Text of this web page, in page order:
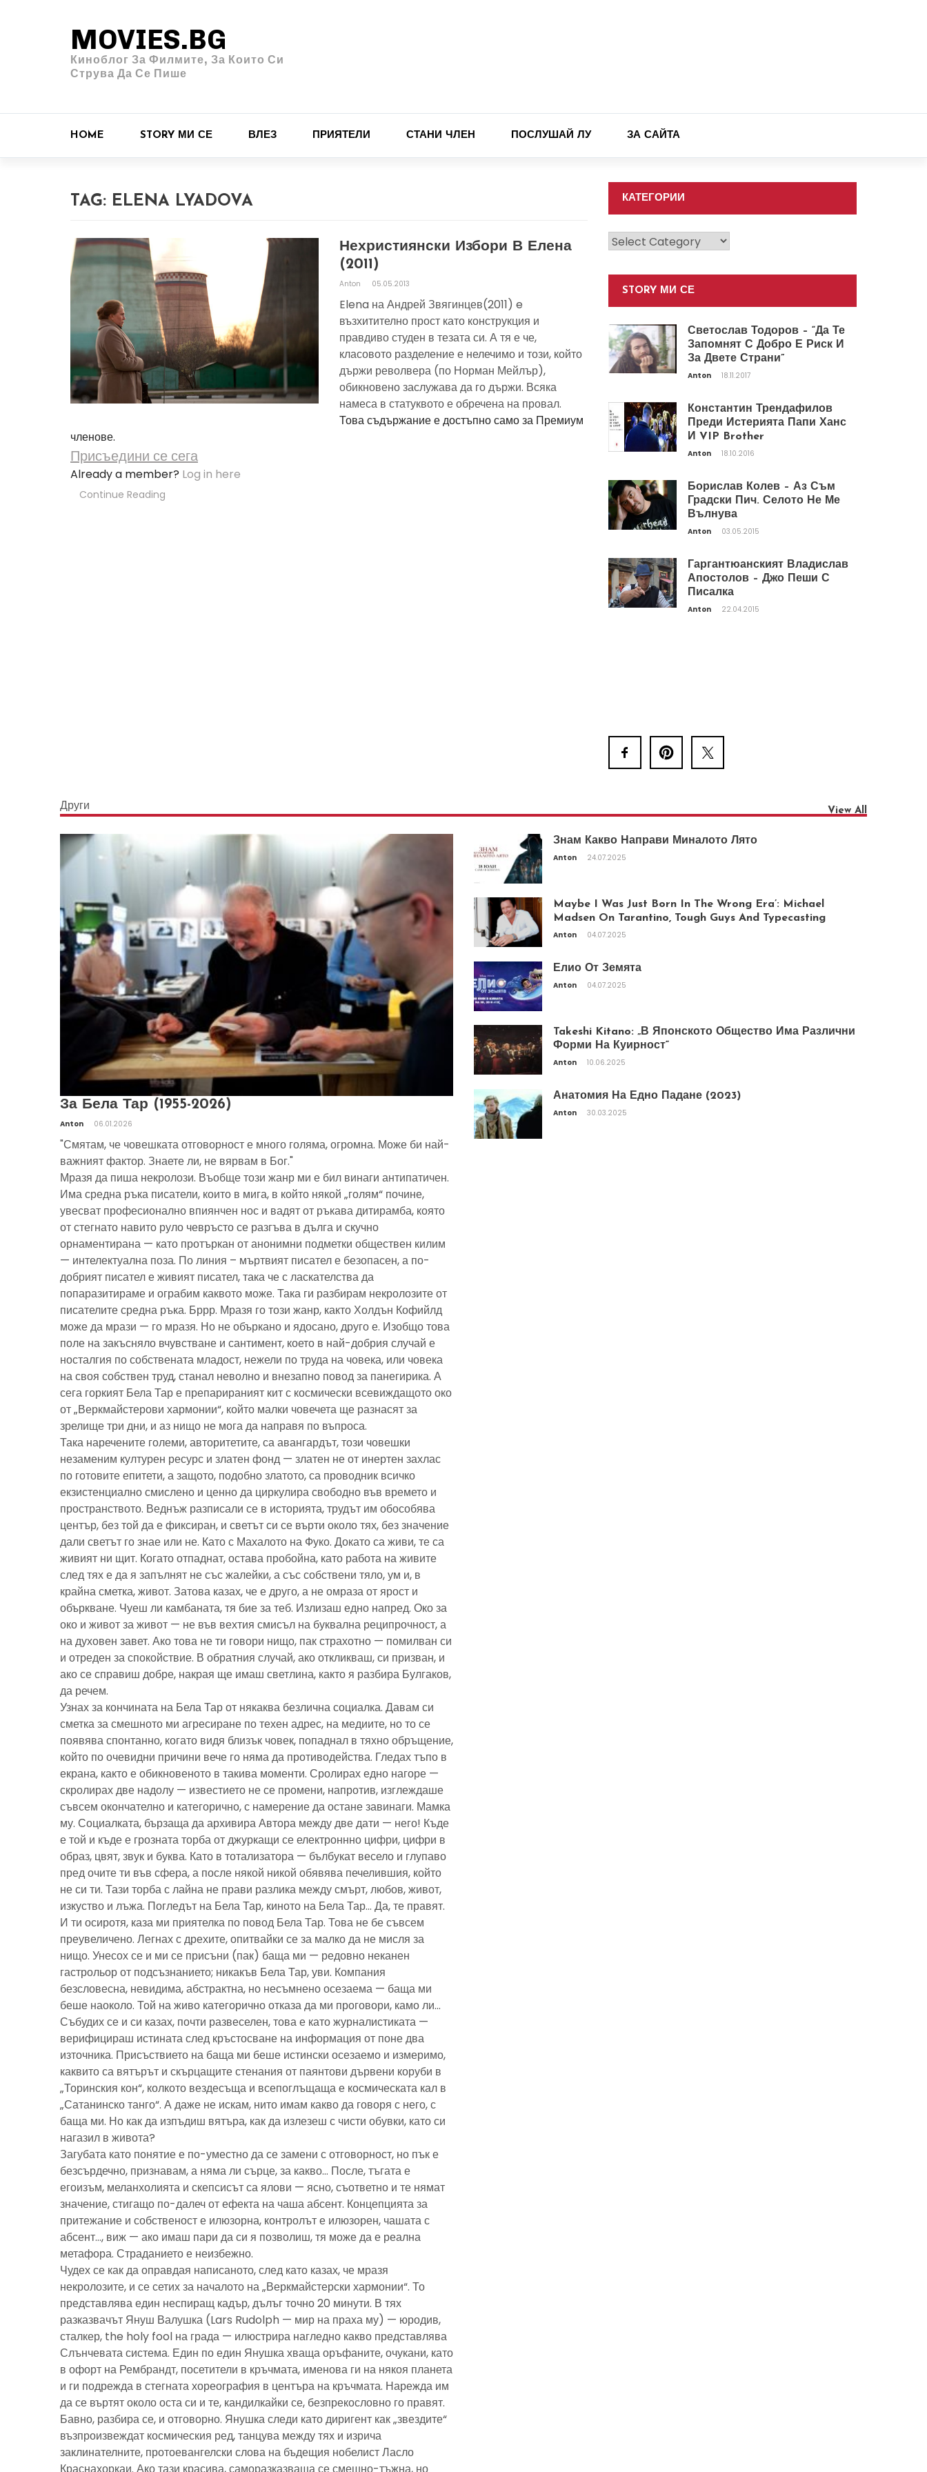
MOVIES.BG
Киноблог За Филмите, За Които Си
Струва Да Се Пише
HOME STORY МИ СЕ ВЛЕЗ ПРИЯТЕЛИ СТАНИ ЧЛЕН ПОСЛУШАЙ ЛУ ЗА САЙТА
TAG: ELENA LYADOVA
Нехристиянски Избори В Елена
(2011)
Anton 05.05.2013
Elena на Андрей Звягинцев(2011) e
възхитително прост като конструкция и
правдиво студен в тезата си. А тя е че,
класовото разделение е нелечимо и този, който
държи револвера (по Норман Мейлър),
обикновено заслужава да го държи. Всяка
намеса в статуквото е обречена на провал.
Това съдържание е достъпно само за Премиум
членове.
Присъедини се сега
Already a member? Log in here
Continue Reading
КАТЕГОРИИ
Категории
STORY МИ СЕ
Светослав Тодоров – “Да Те
Запомнят С Добро Е Риск И
За Двете Страни”
Anton 18.11.2017
Константин Трендафилов
Преди Истерията Папи Ханс
И VIP Brother
Anton 18.10.2016
Борислав Колев – Аз Съм
Градски Пич. Селото Не Ме
Вълнува
Anton 03.05.2015
Гаргантюанският Владислав
Апостолов – Джо Пеши С
Писалка
Anton 22.04.2015
Други View All
За Бела Тар (1955-2026)
Anton 06.01.2026
"Смятам, че човешката отговорност е много голяма, огромна. Може би най-
важният фактор. Знаете ли, не вярвам в Бог."
Мразя да пиша некролози. Въобще този жанр ми е бил винаги антипатичен.
Има средна ръка писатели, които в мига, в който някой „голям“ почине,
увесват професионално впиянчен нос и вадят от ръкава дитирамба, която
от стегнато навито руло чевръсто се разгъва в дълга и скучно
орнаментирана — като протъркан от анонимни подметки обществен килим
— интелектуална поза. По линия – мъртвият писател е безопасен, а по-
добрият писател е живият писател, така че с ласкателства да
попаразитираме и ограбим каквото може. Така ги разбирам некролозите от
писателите средна ръка. Бррр. Мразя го този жанр, както Холдън Кофийлд
може да мрази — го мразя. Но не объркано и ядосано, друго е. Изобщо това
поле на закъсняло вчувстване и сантимент, което в най-добрия случай е
носталгия по собствената младост, нежели по труда на човека, или човека
на своя собствен труд, станал неволно и внезапно повод за панегирика. А
сега горкият Бела Тар е препарираният кит с космически всевиждащото око
от „Веркмайстерови хармонии“, който малки човечета ще разнасят за
зрелище три дни, и аз нищо не мога да направя по въпроса.
Така наречените големи, авторитетите, са авангардът, този човешки
незаменим културен ресурс и златен фонд — златен не от инертен захлас
по готовите епитети, а защото, подобно златото, са проводник всичко
екзистенциално смислено и ценно да циркулира свободно във времето и
пространството. Веднъж разписали се в историята, трудът им обособява
център, без той да е фиксиран, и светът си се върти около тях, без значение
дали светът го знае или не. Като с Махалото на Фуко. Докато са живи, те са
живият ни щит. Когато отпаднат, остава пробойна, като работа на живите
след тях е да я запълнят не със жалейки, а със собствени тяло, ум и, в
крайна сметка, живот. Затова казах, че е друго, а не омраза от ярост и
объркване. Чуеш ли камбаната, тя бие за теб. Излизаш едно напред. Око за
око и живот за живот — не във вехтия смисъл на буквална реципрочност, а
на духовен завет. Ако това не ти говори нищо, пак страхотно — помилван си
и отреден за спокойствие. В обратния случай, ако откликваш, си призван, и
ако се справиш добре, накрая ще имаш светлина, както я разбира Булгаков,
да речем.
Узнах за кончината на Бела Тар от някаква безлична социалка. Давам си
сметка за смешното ми агресиране по техен адрес, на медиите, но то се
появява спонтанно, когато видя близък човек, попаднал в тяхно обръщение,
който по очевидни причини вече го няма да противодейства. Гледах тъпо в
екрана, както е обикновеното в такива моменти. Сролирах едно нагоре —
скролирах две надолу — известието не се промени, напротив, изглеждаше
съвсем окончателно и категорично, с намерение да остане завинаги. Мамка
му. Социалката, бързаща да архивира Автора между две дати — него! Къде
е той и къде е грозната торба от джуркащи се електроннно цифри, цифри в
образ, цвят, звук и буква. Като в тотализатора — бълбукат весело и глупаво
пред очите ти във сфера, а после някой никой обявява печелившия, който
не си ти. Тази торба с лайна не прави разлика между смърт, любов, живот,
изкуство и лъжа. Погледът на Бела Тар, киното на Бела Тар… Да, те правят.
И ти осиротя, каза ми приятелка по повод Бела Тар. Това не бе съвсем
преувеличено. Легнах с дрехите, опитвайки се за малко да не мисля за
нищо. Унесох се и ми се присъни (пак) баща ми — редовно неканен
гастрольор от подсъзнанието; никакъв Бела Тар, уви. Компания
безсловесна, невидима, абстрактна, но несъмнено осезаема — баща ми
беше наоколо. Той на живо категорично отказа да ми проговори, камо ли…
Събудих се и си казах, почти развеселен, това е като журналистиката —
верифицираш истината след кръстосване на информация от поне два
източника. Присъствието на баща ми беше истински осезаемо и измеримо,
каквито са вятърът и скърцащите стенания от паянтови дървени коруби в
„Торинския кон“, колкото вездесъща и всепоглъщаща е космическата кал в
„Сатанинско танго“. А даже не искам, нито имам какво да говоря с него, с
баща ми. Но как да изпъдиш вятъра, как да излезеш с чисти обувки, като си
нагазил в живота?
Загубата като понятие е по-уместно да се замени с отговорност, но пък е
безсърдечно, признавам, а няма ли сърце, за какво… После, тъгата е
егоизъм, меланхолията и скепсисът са ялови — ясно, съответно и те нямат
значение, стигащо по-далеч от ефекта на чаша абсент. Концепцията за
притежание и собственост е илюзорна, контролът е илюзорен, чашата с
абсент…, виж — ако имаш пари да си я позволиш, тя може да е реална
метафора. Страданието е неизбежно.
Чудех се как да оправдая написаното, след като казах, че мразя
некролозите, и се сетих за началото на „Веркмайстерски хармонии“. То
представлява един неспиращ кадър, дълъг точно 20 минути. В тях
разказвачът Януш Валушка (Lars Rudolph — мир на праха му) — юродив,
сталкер, the holy fool на града — илюстрира нагледно какво представлява
Слънчевата система. Един по един Янушка хваща оръфаните, очукани, като
в офорт на Рембрандт, посетители в кръчмата, именова ги на някоя планета
и ги подрежда в стегната хореография в центъра на кръчмата. Нарежда им
да се въртят около оста си и те, кандилкайки се, безпрекословно го правят.
Бавно, разбира се, и отговорно. Янушка следи като диригент как „звездите“
възпроизвеждат космическия ред, танцува между тях и изрича
заклинателните, протоевангелски слова на бъдещия нобелист Ласло
Знам Какво Направи Миналото Лято
Anton 24.07.2025
Maybe I Was Just Born In The Wrong Era’: Michael
Madsen On Tarantino, Tough Guys And Typecasting
Anton 04.07.2025
Елио От Земята
Anton 04.07.2025
Takeshi Kitano: „В Японското Общество Има Различни
Форми На Куирност“
Anton 10.06.2025
Анатомия На Едно Падане (2023)
Anton 30.03.2025